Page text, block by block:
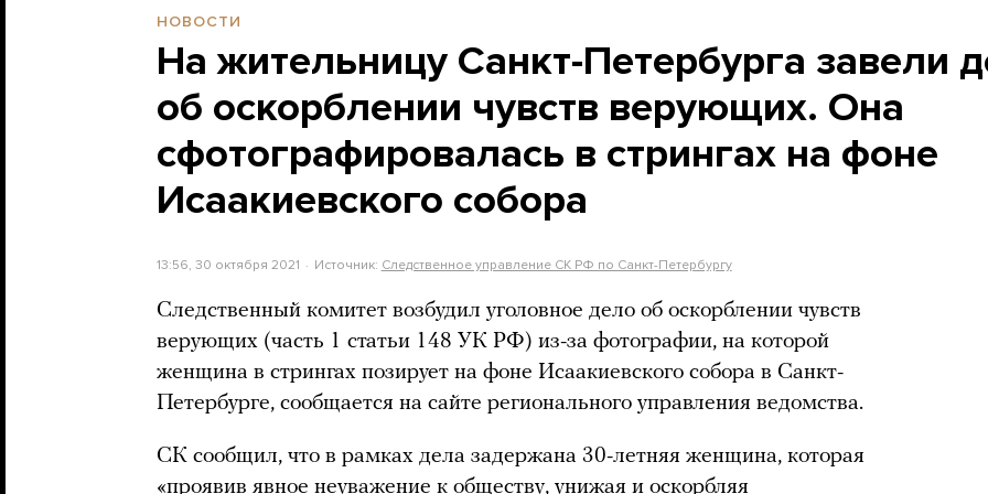
НОВОСТИ
На жительницу Санкт-Петербурга завели
об оскорблении чувств верующих. Она
сфотографировалась в стрингах на фоне
Исаакиевского собора
13:56, 30 октября 2021 Источник: Следственное управление СК РФ по Санкт-Петербургу
Следственный комитет возбудил уголовное дело об оскорблении чувств
верующих (часть 1 статьи 148 УК РФ) из-за фотографии, на которой
женщина в стрингах позирует на фоне Исаакиевского собора в Санкт-
Петербурге, сообщается на сайте регионального управления ведомства.
СК сообщил, что в рамках дела задержана 30-летняя женщина, которая
«проявив явное неуважение к обществу, унижая и оскорбляя